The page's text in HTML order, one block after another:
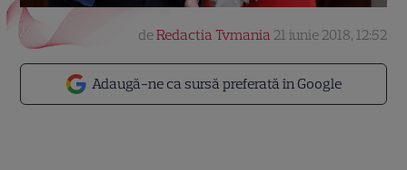
Adaugă-ne ca sursă preferată în Google
deRedactia Tvmania 21 iunie 2018, 12:52